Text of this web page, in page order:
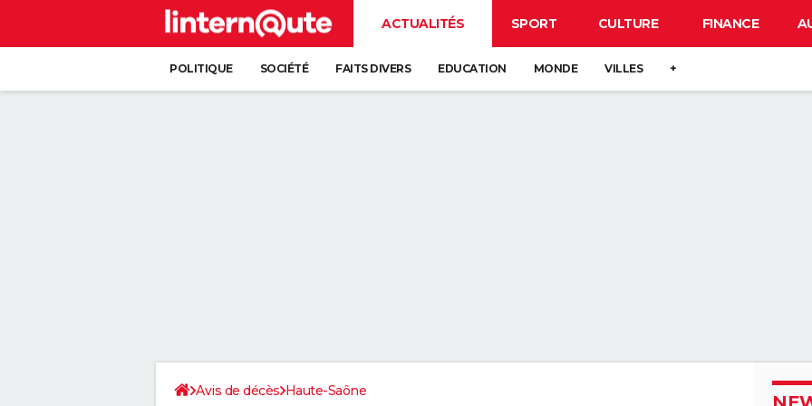
ACTUALITÉS SPORT CULTURE FINANCE
POLITIQUE SOCIÉTÉ FAITS DIVERS EDUCATION MONDE VILLES +
Avis de décès Haute-Saône